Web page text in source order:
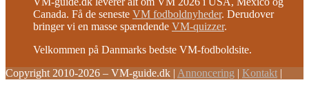
Canada. Få de seneste VM fodboldnyheder. Derudover
bringer vi en masse spændende VM-quizzer.
Velkommen på Danmarks bedste VM-fodboldsite.
Copyright 2010-2026 – VM-guide.dk | Annoncering | Kontakt |